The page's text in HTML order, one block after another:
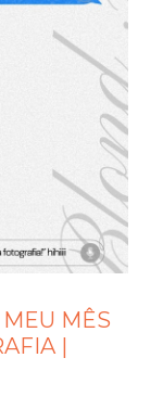
MÊS
|